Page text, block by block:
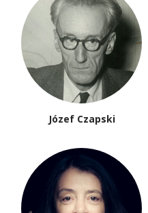
Józef Czapski